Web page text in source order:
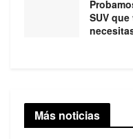
SUV
Más noticias